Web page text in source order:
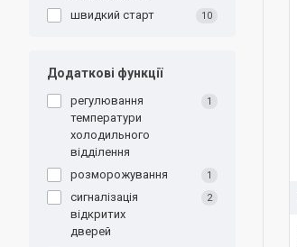
швидкий старт 10
Додаткові функції
регулювання
температури
холодильного
відділення
1
розморожування 1
сигналізація
відкритих
дверей
2